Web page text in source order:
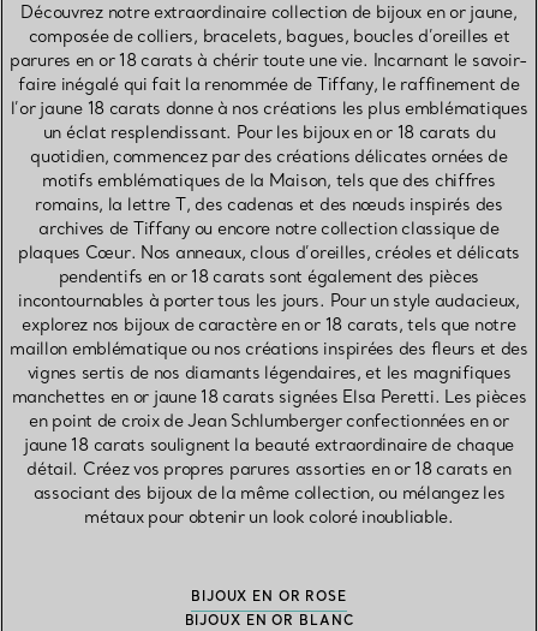
Découvrez notre extraordinaire collection de bijoux en or jaune,
composée de colliers, bracelets, bagues, boucles d’oreilles et
parures en or 18 carats à chérir toute une vie. Incarnant le savoir-
faire inégalé qui fait la renommée de Tiffany, le raffinement de
l’or jaune 18 carats donne à nos créations les plus emblématiques
un éclat resplendissant. Pour les bijoux en or 18 carats du
quotidien, commencez par des créations délicates ornées de
motifs emblématiques de la Maison, tels que des chiffres
romains, la lettre T, des cadenas et des nœuds inspirés des
archives de Tiffany ou encore notre collection classique de
plaques Cœur. Nos anneaux, clous d’oreilles, créoles et délicats
pendentifs en or 18 carats sont également des pièces
incontournables à porter tous les jours. Pour un style audacieux,
explorez nos bijoux de caractère en or 18 carats, tels que notre
maillon emblématique ou nos créations inspirées des fleurs et des
vignes sertis de nos diamants légendaires, et les magnifiques
manchettes en or jaune 18 carats signées Elsa Peretti. Les pièces
en point de croix de Jean Schlumberger confectionnées en or
jaune 18 carats soulignent la beauté extraordinaire de chaque
détail. Créez vos propres parures assorties en or 18 carats en
associant des bijoux de la même collection, ou mélangez les
métaux pour obtenir un look coloré inoubliable.
BIJOUX EN OR ROSE
BIJOUX EN OR BLANC